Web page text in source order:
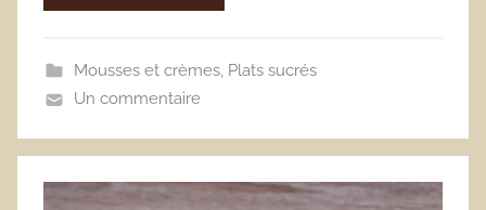
Mousses et crèmes, Plats sucrés
Un commentaire